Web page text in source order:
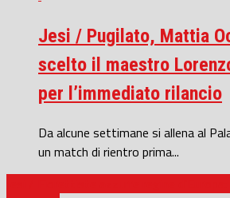
Jesi / Pugilato, Mattia
scelto il maestro
per l’immediato rilancio
Da alcune settimane si allena al
un match di rientro prima...